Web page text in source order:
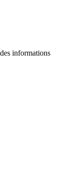
informations